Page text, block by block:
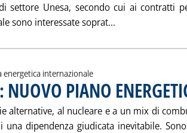
settore Unesa, secondo cui ai contratti
sono interessate soprat...
energetica internazionale
NUOVO PIANO
alternative, al nucleare e a un mix di
dipendenza giudicata inevitabile.